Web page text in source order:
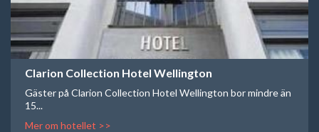
Clarion Collection Hotel Wellington
Gäster på Clarion Collection Hotel Wellington bor mindre än
15...
Mer om hotellet >>